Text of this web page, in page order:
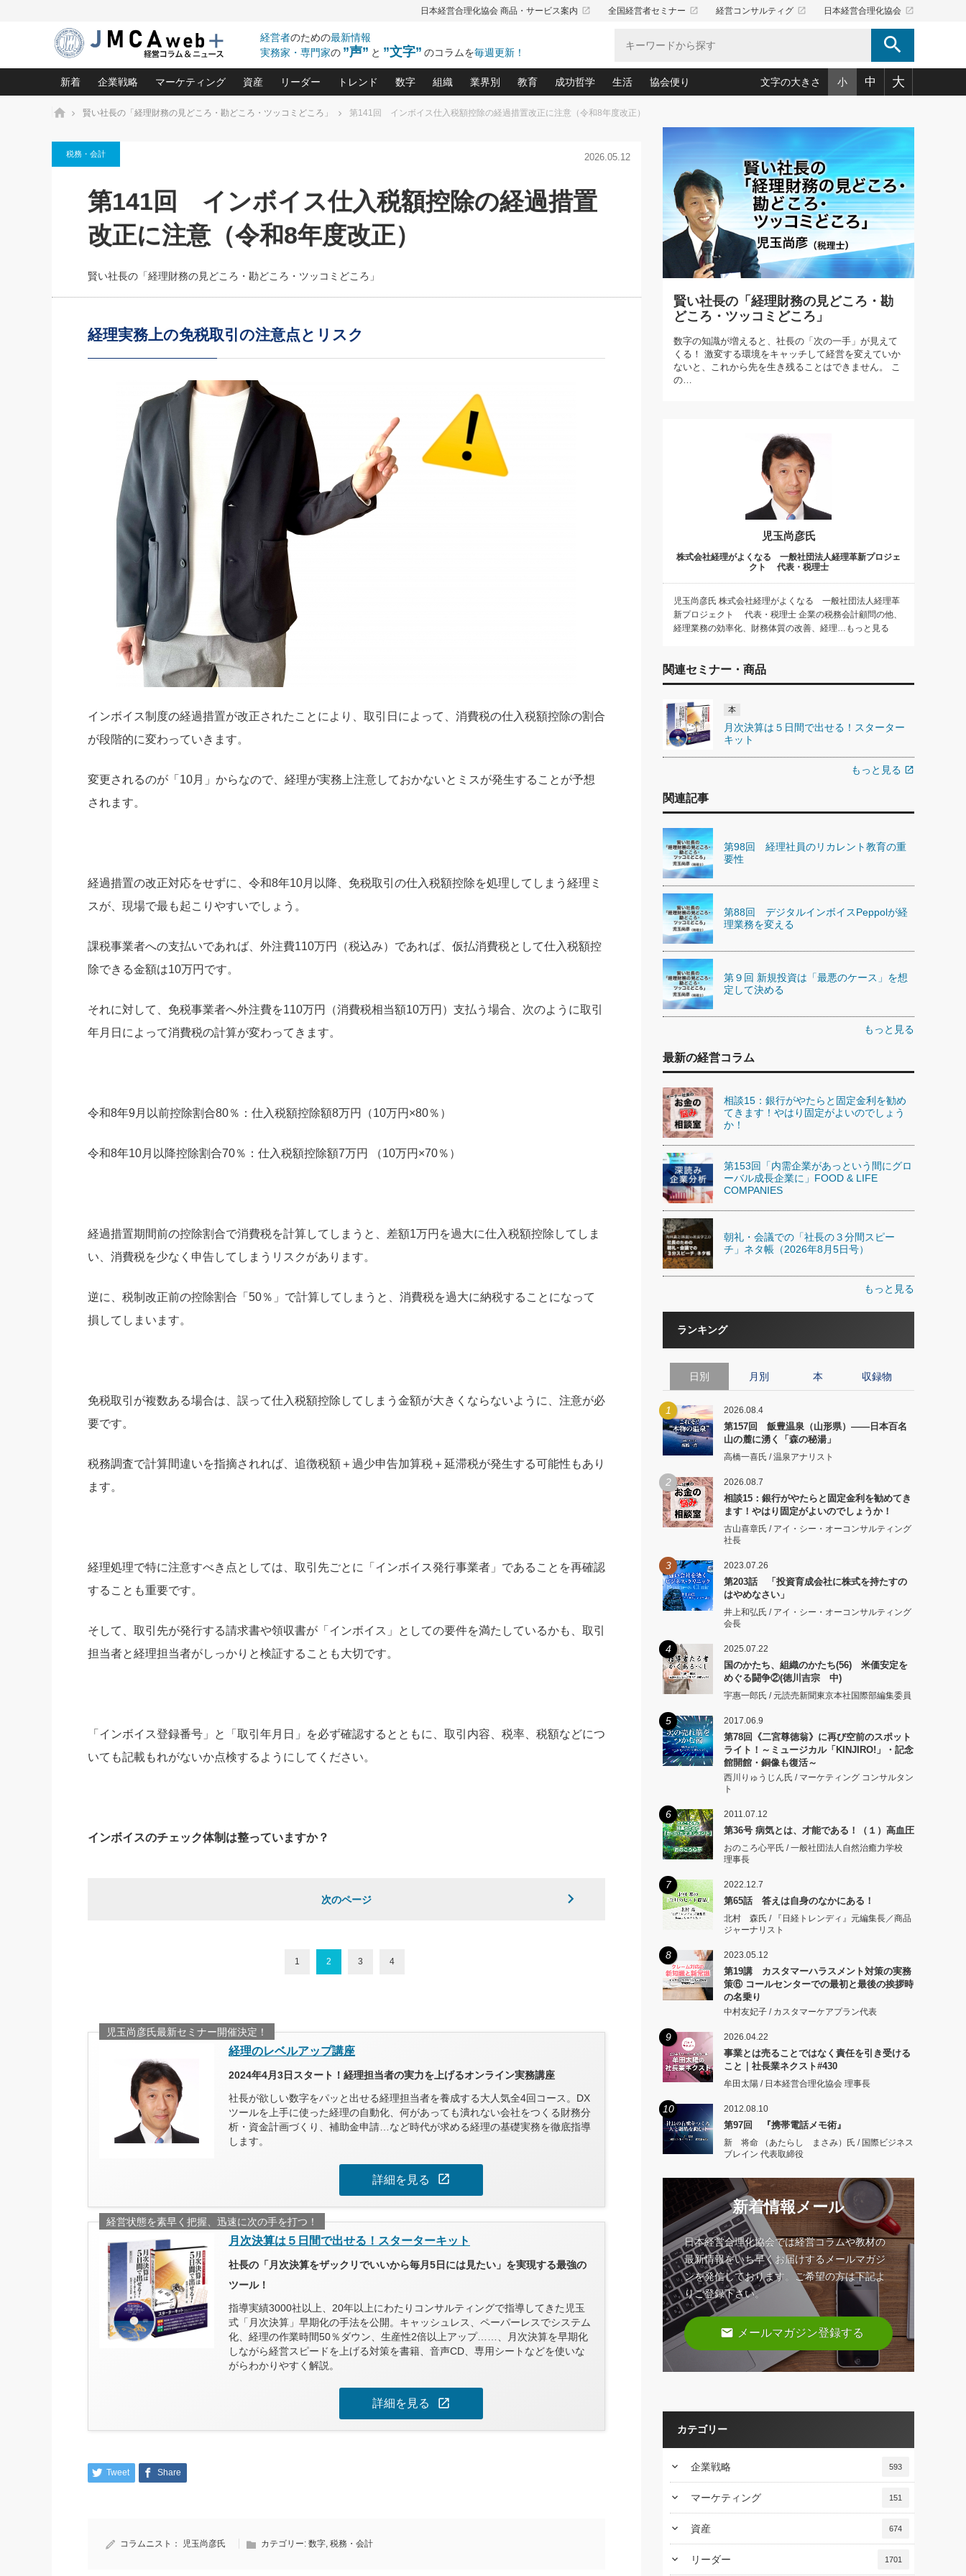
日本経営合理化協会 商品・サービス案内 launch 全国経営者セミナー launch 経営コンサルティグ launch 日本経営合理化協会 launch
経営者のための最新情報
実務家・専門家の ”声” と ”文字” のコラムを毎週更新！ search
新着
相談15：銀行がやたらと固定金
利を勧めてきます！やはり固定
がよいのでしょうか！
2026.08.7
第153回「内需企業があっとい
う間にグローバル成長企業に」
FOOD & LIFE COMPANIES
朝礼・会議での「社長の３分間
日号）
2026.08.5
第86回 「言葉狩り」
もっとみる
企業戦略
中小企業の「１位づくり」戦略(96)
利益を最大化する「業務改善」横田尚哉氏(5)
強い会社を築く ビジネス・クリニック(240)
日本レーザー「人を大切にしながら利益を上げる経営」の極意
(3)
武器としてのM&A入門(3)
社長のための“儲かる通販”戦略視点(151)
継続経営 百話百行(85)
マーケティング
ロングセラーの玉手箱(9)
大復活＆快進撃！ユニバーサルスタジオジャパンの成功要因と
は(5)
資産
中国経済の最新動向(204)
事業承継の前に、決めておきたい、知っておきたい、やってお
きたいコト(12)
会社と社長のための資産管理講座(95)
深読み企業分析(153)
リーダー
ピョートル・F・グジバチの『経営戦略の新常識』(12)
指導者たる者かくあるべし(635)
朝礼・会議での「社長の３分間スピーチ」ネタ帳(159)
楠木建の「経営知になる考え方」(57)
次もあなたにお願いしたいと思われる「一流の仕事術」(28)
社長の右腕をつくる 人と組織を動かす(200)
トレンド
北村森の「今月のヒット商品」(109)
次の売れ筋をつかむ術(102)
社長のメシの種 4.0(206)
数字
会社を守り抜くための緊急対策(100)
強い決算書の会社はココが違う！(36)
損益分岐点を下げる、Ｐ／Ｌ不況時代の新戦略(12)
組織
職場の生産性を下げるハラスメントの予防策(10)
賃金決定の定石(68)
顧客・社員・社会から支持される「ウェルビーイング経営入
業界別
大久保一彦の“流行る”お店の仕組みづくり(210)
柿内幸夫─社長のための現場改善(174)
教育
あなただからお願いしたいと思われる 気配りの達人(127)
クレーム対応 実践マニュアル(92)
クレーム対応の新知識と新常識(57)
デキル社員に育てる！ 社員教育の決め手(203)
成功哲学
中国哲学に学ぶ 不況は会社守成の好機(38)
令和時代の「社長の人間力の磨き方」(86)
先人の名句名言の教え 東洋思想に学ぶ経営学(132)
渡部昇一の「日本の指導者たち」(32)
経営に活かす“十八史略”(30)
生活
おのころ心平の ──社長のための「か・ら・だマネジメント」
(50)
デジタルＡＶを味方に！新・仕事術(180)
リーダー脳の鍛え方(32)
ワインを楽しむ基礎レッスン(12)
必読！社長が読むべき今月の4冊(88)
眼と耳で楽しむ読書術(162)
社長の「氣」(30)
米国スポーツ・ビジネスに学ぶ心理学(98)
高橋一喜の『これぞ！"本物の温泉"』(157)
協会便り
「愛読者通信」著者インタビュー(44)
ビジネス見聞録 経営ニュース(100)
作間信司の経営無形庵(けいえいむぎょうあん)(166)
経営セミナー情報局(1)
繁栄への着眼点 牟田太陽(76)
講話を聞いて学ぼう 実学・耳学・磨く「ミミガク」のすすめ
文字の大きさ 小 中 大
ホーム 賢い社長の「経理財務の見どころ・勘どころ・ツッコミどころ」 第141回 インボイス仕入税額控除の経過措置改正に注意（令和8年度改正）
税務・会計 2026.05.12
第141回 インボイス仕入税額控除の経過措置
改正に注意（令和8年度改正）
賢い社長の「経理財務の見どころ・勘どころ・ツッコミどころ」
経理実務上の免税取引の注意点とリスク
インボイス制度の経過措置が改正されたことにより、取引日によって、消費税の仕入税額控除の割合
が段階的に変わっていきます。
変更されるのが「10月」からなので、経理が実務上注意しておかないとミスが発生することが予想
されます。
経過措置の改正対応をせずに、令和8年10月以降、免税取引の仕入税額控除を処理してしまう経理ミ
スが、現場で最も起こりやすいでしょう。
課税事業者への支払いであれば、外注費110万円（税込み）であれば、仮払消費税として仕入税額控
除できる金額は10万円です。
それに対して、免税事業者へ外注費を110万円（消費税相当額10万円）支払う場合、次のように取引
年月日によって消費税の計算が変わってきます。
令和8年9月以前控除割合80％：仕入税額控除額8万円（10万円×80％）
令和8年10月以降控除割合70％：仕入税額控除額7万円 （10万円×70％）
経過措置期間前の控除割合で消費税を計算してしまうと、差額1万円を過大に仕入税額控除してしま
い、消費税を少なく申告してしまうリスクがあります。
逆に、税制改正前の控除割合「50％」で計算してしまうと、消費税を過大に納税することになって
損してしまいます。
免税取引が複数ある場合は、誤って仕入税額控除してしまう金額が大きくならないように、注意が必
要です。
税務調査で計算間違いを指摘されれば、追徴税額＋過少申告加算税＋延滞税が発生する可能性もあり
ます。
経理処理で特に注意すべき点としては、取引先ごとに「インボイス発行事業者」であることを再確認
することも重要です。
そして、取引先が発行する請求書や領収書が「インボイス」としての要件を満たしているかも、取引
担当者と経理担当者がしっかりと検証することも大切です。
「インボイス登録番号」と「取引年月日」を必ず確認するとともに、取引内容、税率、税額などにつ
いても記載もれがないか点検するようにしてください。
インボイスのチェック体制は整っていますか？
次のページ
1 2 3 4
児玉尚彦氏最新セミナー開催決定！
経理のレベルアップ講座
2024年4月3日スタート！経理担当者の実力を上げるオンライン実務講座
社長が欲しい数字をパッと出せる経理担当者を養成する大人気全4回コース。DX
ツールを上手に使った経理の自動化、何があっても潰れない会社をつくる財務分
析・資金計画づくり、補助金申請…など時代が求める経理の基礎実務を徹底指導
します。
詳細を見る open_in_new
経営状態を素早く把握、迅速に次の手を打つ！
月次決算は５日間で出せる！スターターキット
社長の「月次決算をザックリでいいから毎月5日には見たい」を実現する最強の
ツール！
指導実績3000社以上、20年以上にわたりコンサルティングで指導してきた児玉
式「月次決算」早期化の手法を公開。キャッシュレス、ペーパーレスでシステム
化、経理の作業時間50％ダウン、生産性2倍以上アップ……、月次決算を早期化
しながら経営スピードを上げる対策を書籍、音声CD、専用シートなどを使いな
がらわかりやすく解説。
詳細を見る open_in_new
Tweet Share
コラムニスト： 児玉尚彦氏 カテゴリー: 数字, 税務・会計
賢い社長の「経理財務の見どころ・勘
どころ・ツッコミどころ」
数字の知識が増えると、社長の「次の一手」が見えて
くる！ 激変する環境をキャッチして経営を変えていか
ないと、これから先を生き残ることはできません。 こ
の…
児玉尚彦氏
株式会社経理がよくなる 一般社団法人経理革新プロジェ
クト 代表・税理士
児玉尚彦氏 株式会社経理がよくなる 一般社団法人経理革
新プロジェクト 代表・税理士 企業の税務会計顧問の他、
経理業務の効率化、財務体質の改善、経理…もっと見る
関連セミナー・商品
本
月次決算は５日間で出せる！スターター
キット
もっと見る open_in_new
関連記事
第98回 経理社員のリカレント教育の重
要性
第88回 デジタルインボイスPeppolが経
理業務を変える
第９回 新規投資は「最悪のケース」を想
定して決める
もっと見る
最新の経営コラム
相談15：銀行がやたらと固定金利を勧め
てきます！やはり固定がよいのでしょう
か！
第153回「内需企業があっという間にグロ
ーバル成長企業に」FOOD & LIFE
COMPANIES
朝礼・会議での「社長の３分間スピー
チ」ネタ帳（2026年8月5日号）
もっと見る
ランキング
日別 月別 本 収録物
1 2026.08.4
第157回 飯豊温泉（山形県）――日本百名
山の麓に湧く「森の秘湯」
高橋一喜氏 / 温泉アナリスト
2 2026.08.7
相談15：銀行がやたらと固定金利を勧めてき
ます！やはり固定がよいのでしょうか！
古山喜章氏 / アイ・シー・オーコンサルティング
社長
3 2023.07.26
第203話 「投資育成会社に株式を持たすの
はやめなさい」
井上和弘氏 / アイ・シー・オーコンサルティング
会長
4 2025.07.22
国のかたち、組織のかたち(56) 米価安定を
めぐる闘争②(徳川吉宗 中)
宇惠一郎氏 / 元読売新聞東京本社国際部編集委員
5 2017.06.9
第78回《二宮尊徳翁》に再び空前のスポット
ライト！～ミュージカル「KINJIRO!」・記念
館開館・銅像も復活～
西川りゅうじん氏 / マーケティング コンサルタン
ト
6 2011.07.12
第36号 病気とは、才能である！（１）高血圧
おのころ心平氏 / 一般社団法人自然治癒力学校
理事長
7 2022.12.7
第65話 答えは自身のなかにある！
北村 森氏 / 『日経トレンディ』元編集長／商品
ジャーナリスト
8 2023.05.12
第19講 カスタマーハラスメント対策の実務
策⑥ コールセンターでの最初と最後の挨拶時
の名乗り
中村友妃子 / カスタマーケアプラン代表
9 2026.04.22
事業とは売ることではなく責任を引き受ける
こと｜社長業ネクスト#430
牟田太陽 / 日本経営合理化協会 理事長
10 2012.08.10
第97回 『携帯電話メモ術』
新 将命 （あたらし まさみ）氏 / 国際ビジネス
ブレイン 代表取締役
新着情報メール
日本経営合理化協会では経営コラムや教材の
最新情報をいち早くお届けするメールマガジ
ンを発信しております。ご希望の方は下記よ
りご登録下さい。
email メールマガジン登録する
カテゴリー
keyboard_arrow_down 企業戦略 593
keyboard_arrow_down マーケティング 151
keyboard_arrow_down 資産 674
keyboard_arrow_down リーダー 1701